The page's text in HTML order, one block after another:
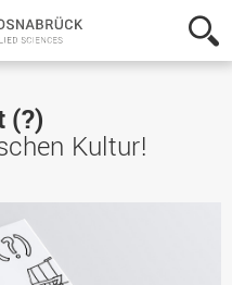
Hochschule
Osnabrück
-
Sciences
(?)
Kultur!